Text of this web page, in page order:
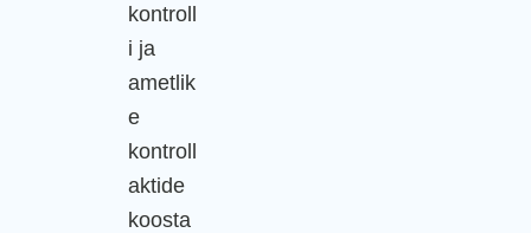
kontroll
i ja
ametlik
e
kontroll
aktide
koosta